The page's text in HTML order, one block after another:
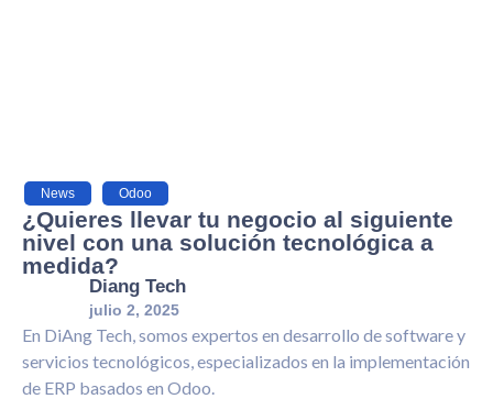
News Odoo
¿Quieres llevar tu negocio al siguiente
nivel con una solución tecnológica a
medida?
Diang Tech
julio 2, 2025
En DiAng Tech, somos expertos en desarrollo de software y
servicios tecnológicos, especializados en la implementación
de ERP basados en Odoo.